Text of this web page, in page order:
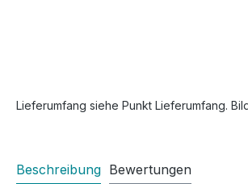
Lieferumfang siehe Punkt Lieferumfang.
Beschreibung Bewertungen